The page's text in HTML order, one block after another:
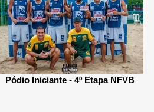
Pódio Iniciante - 4º Etapa NFVB